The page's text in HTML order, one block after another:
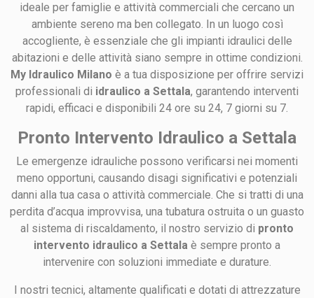
ideale per famiglie e attività commerciali che cercano un
ambiente sereno ma ben collegato. In un luogo così
accogliente, è essenziale che gli impianti idraulici delle
abitazioni e delle attività siano sempre in ottime condizioni.
My Idraulico Milano è a tua disposizione per offrire servizi
professionali di idraulico a Settala, garantendo interventi
rapidi, efficaci e disponibili 24 ore su 24, 7 giorni su 7.
Pronto Intervento Idraulico a Settala
Le emergenze idrauliche possono verificarsi nei momenti
meno opportuni, causando disagi significativi e potenziali
danni alla tua casa o attività commerciale. Che si tratti di una
perdita d’acqua improvvisa, una tubatura ostruita o un guasto
al sistema di riscaldamento, il nostro servizio di pronto
intervento idraulico a Settala è sempre pronto a
intervenire con soluzioni immediate e durature.
I nostri tecnici, altamente qualificati e dotati di attrezzature